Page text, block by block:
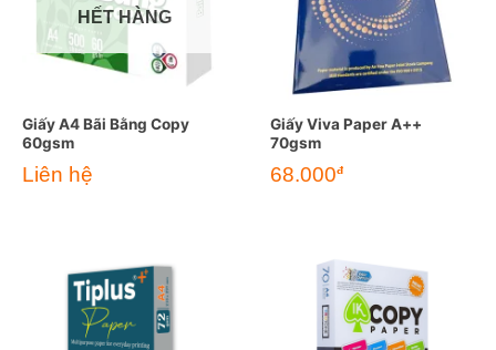
HẾT HÀNG
Giấy A4 Bãi Bằng Copy
60gsm
Liên hệ
Giấy Viva Paper A++
70gsm
68.000đ